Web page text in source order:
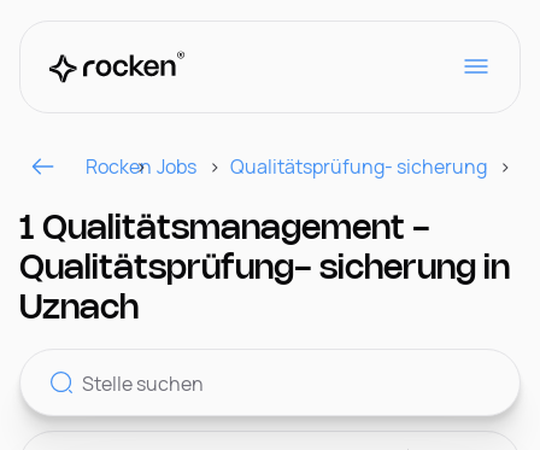
Für Arbeitgeber
Kontakt
Rocken Jobs Qualitätsprüfung- sicherung
1 Qualitätsmanagement -
Qualitätsprüfung- sicherung in
Uznach